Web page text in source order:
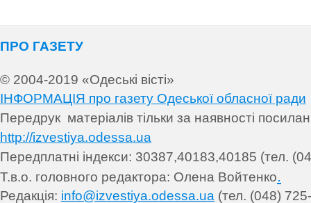
ПРО ГАЗЕТУ
© 2004-2019 «Одеські вісті»
ІНФОРМАЦІЯ про газету Одеської обласної ради
Передрук матеріалів тільки за наявності
http://izvestiya.odessa.ua
Передплатні індекси: 30387,40183,40185 (тел.
Т.в.о. головного редактора: Олена Войтенко.
Редакція: info@izvestiya.odessa.ua (тел. (048)